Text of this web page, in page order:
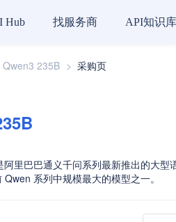
Hub 找服务商 API知识库
Qwen3 235B > 采购页
里巴巴通义千问系列最新推出的大
系列中规模最大的模型之一。